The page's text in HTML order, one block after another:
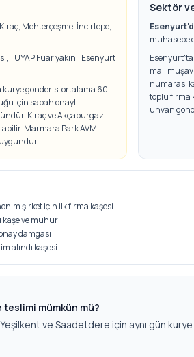
Mehterçeşme, İncirtepe,
TÜYAP Fuar yakını, Esenyurt
gönderisi ortalama 60
için sabah onaylı
Kıraç ve Akçaburgaz
Marmara Park AVM
Sektör
Esenyurt
muhasebe
Esenyurt'ta
mali
numarası
toplu firma
unvan
şirket için ilk firma kaşesi
kaşe ve mühür
damgası
alındı kaşesi
teslimi mümkün mü?
ve Saadetdere için aynı gün